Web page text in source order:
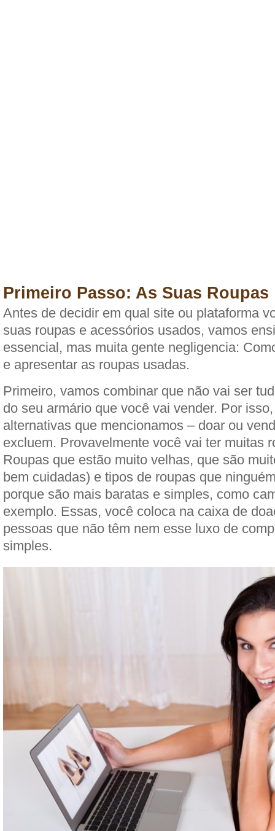
Primeiro Passo: As Suas Roupas
Antes de decidir em qual site ou plataforma
suas roupas e acessórios usados, vamos
essencial, mas muita gente negligencia:
e apresentar as roupas usadas.
Primeiro, vamos combinar que não vai ser
do seu armário que você vai vender. Por
alternativas que mencionamos – doar ou
excluem. Provavelmente você vai ter muitas
Roupas que estão muito velhas, que são
bem cuidadas) e tipos de roupas que
porque são mais baratas e simples, como
exemplo. Essas, você coloca na caixa de
pessoas que não têm nem esse luxo de
simples.